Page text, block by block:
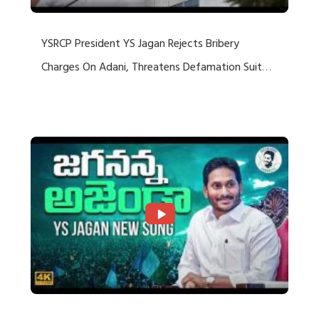
YSRCP President YS Jagan Rejects Bribery
Charges On Adani, Threatens Defamation Suit